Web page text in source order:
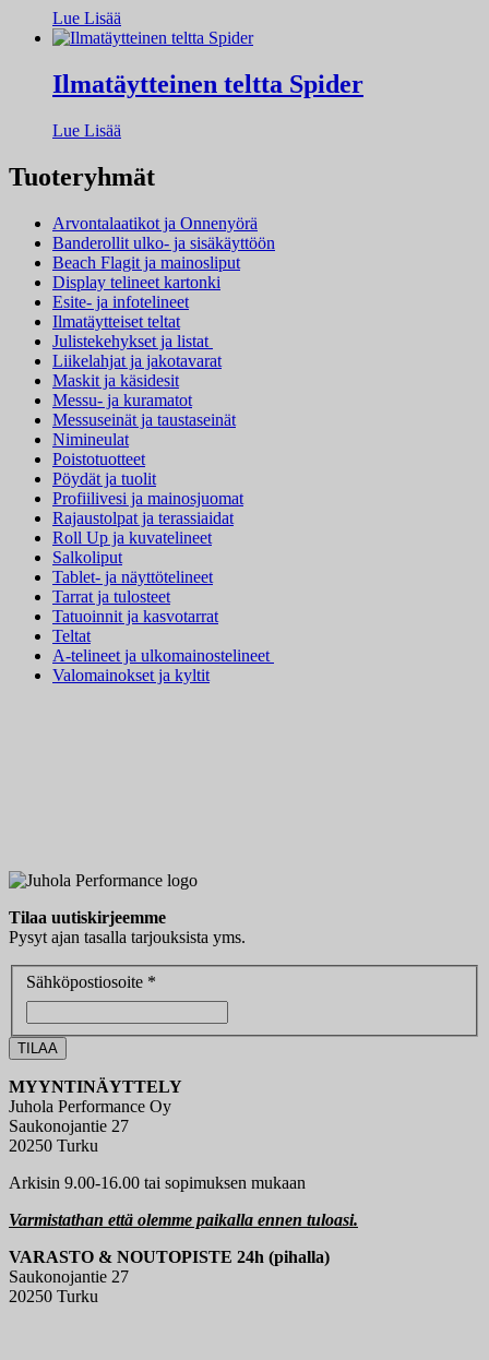
Lue Lisää
Ilmatäytteinen teltta Spider
Lue Lisää
Tuoteryhmät
Arvontalaatikot ja Onnenyörä
Banderollit ulko- ja sisäkäyttöön
Beach Flagit ja mainosliput
Display telineet kartonki
Esite- ja infotelineet
Ilmatäytteiset teltat
Julistekehykset ja listat
Liikelahjat ja jakotavarat
Maskit ja käsidesit
Messu- ja kuramatot
Messuseinät ja taustaseinät
Nimineulat
Poistotuotteet
Pöydät ja tuolit
Profiilivesi ja mainosjuomat
Rajaustolpat ja terassiaidat
Roll Up ja kuvatelineet
Salkoliput
Tablet- ja näyttötelineet
Tarrat ja tulosteet
Tatuoinnit ja kasvotarrat
Teltat
A-telineet ja ulkomainostelineet
Valomainokset ja kyltit
Tilaa uutiskirjeemme
Pysyt ajan tasalla tarjouksista yms.
Sähköpostiosoite *
MYYNTINÄYTTELY
Juhola Performance Oy
Saukonojantie 27
20250 Turku
Arkisin 9.00-16.00 tai sopimuksen mukaan
Varmistathan että olemme paikalla ennen tuloasi.
VARASTO & NOUTOPISTE 24h (pihalla)
Saukonojantie 27
20250 Turku